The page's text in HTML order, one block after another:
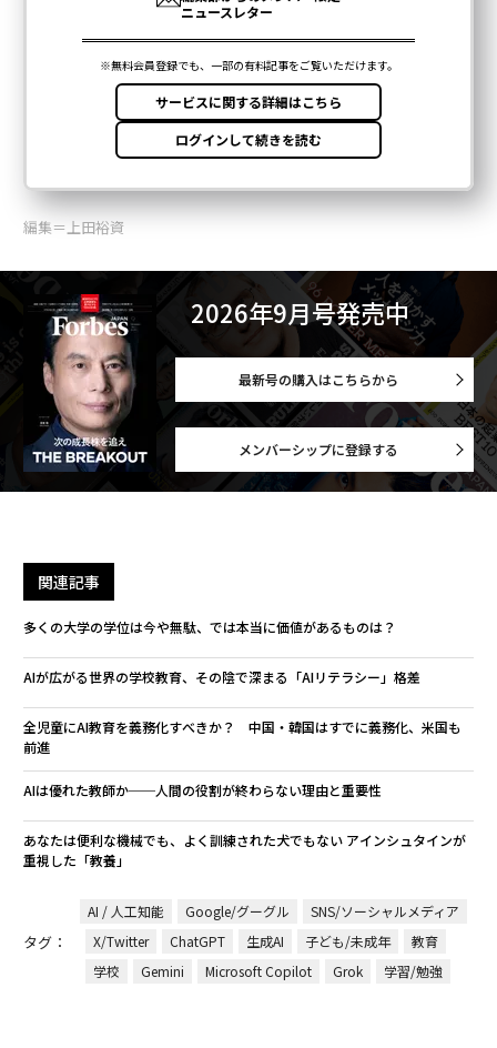
編集＝上田裕資
2026年9月号発売中
最新号の購入はこちらから
メンバーシップに登録する
関連記事
多くの大学の学位は今や無駄、では本当に価値があるものは？
AIが広がる世界の学校教育、その陰で深まる「AIリテラシー」格差
全児童にAI教育を義務化すべきか？ 中国・韓国はすでに義務化、米国も
前進
AIは優れた教師か──人間の役割が終わらない理由と重要性
あなたは便利な機械でも、よく訓練された犬でもない アインシュタインが
重視した「教養」
タグ：
AI / 人工知能 Google/グーグル
SNS/ソーシャルメディア
X/Twitter
ChatGPT 生成AI 子ども/未成年
教育
学校
Gemini Microsoft Copilot Grok 学習/勉強